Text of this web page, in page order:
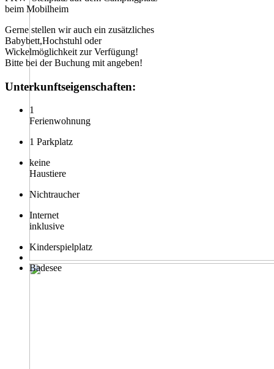
beim Mobilheim
Gerne stellen wir auch ein zusätzliches
Babybett,Hochstuhl oder
Wickelmöglichkeit zur Verfügung!
Bitte bei der Buchung mit angeben!
Unterkunftseigenschaften:
1
Ferienwohnung
1 Parkplatz
keine
Haustiere
Nichtraucher
Internet
inklusive
Kinderspielplatz
Badesee